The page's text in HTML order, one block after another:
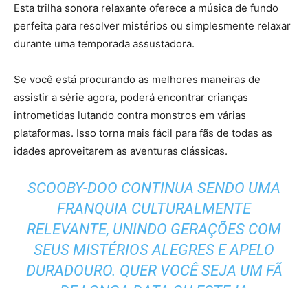
Esta trilha sonora relaxante oferece a música de fundo
perfeita para resolver mistérios ou simplesmente relaxar
durante uma temporada assustadora.
Se você está procurando as melhores maneiras de
assistir a série agora, poderá encontrar crianças
intrometidas lutando contra monstros em várias
plataformas. Isso torna mais fácil para fãs de todas as
idades aproveitarem as aventuras clássicas.
SCOOBY-DOO CONTINUA SENDO UMA
FRANQUIA CULTURALMENTE
RELEVANTE, UNINDO GERAÇÕES COM
SEUS MISTÉRIOS ALEGRES E APELO
DURADOURO. QUER VOCÊ SEJA UM FÃ